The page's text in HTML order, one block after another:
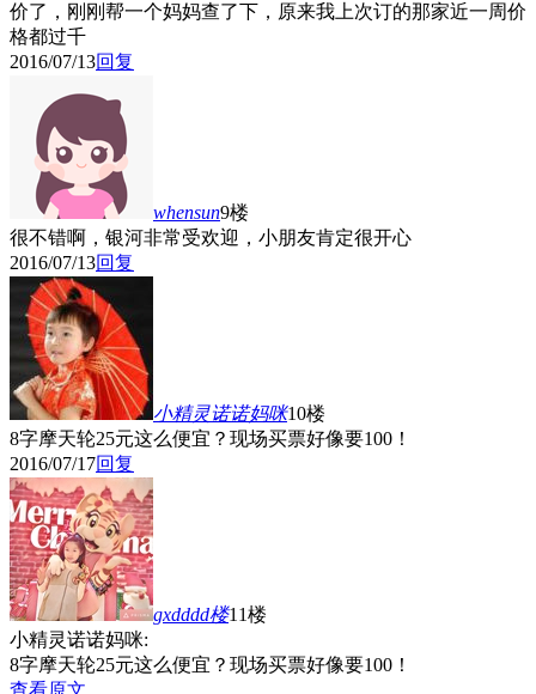
价了，刚刚帮一个妈妈查了下，原来我上次订的那家近一周价
格都过千
2016/07/13回复
whensun9楼
很不错啊，银河非常受欢迎，小朋友肯定很开心
2016/07/13回复
小精灵诺诺妈咪10楼
8字摩天轮25元这么便宜？现场买票好像要100！
2016/07/17回复
gxdddd楼11楼
小精灵诺诺妈咪:
8字摩天轮25元这么便宜？现场买票好像要100！